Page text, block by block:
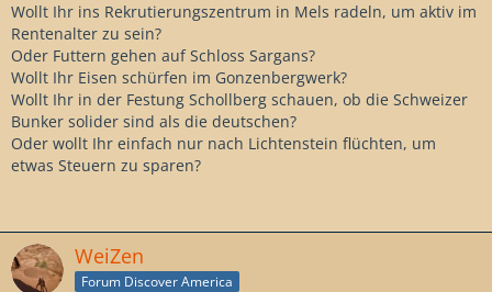
Wollt Ihr ins Rekrutierungszentrum in Mels radeln, um aktiv im
Rentenalter zu sein?
Oder Futtern gehen auf Schloss Sargans?
Wollt Ihr Eisen schürfen im Gonzenbergwerk?
Wollt Ihr in der Festung Schollberg schauen, ob die Schweizer
Bunker solider sind als die deutschen?
Oder wollt Ihr einfach nur nach Lichtenstein flüchten, um
etwas Steuern zu sparen?
WeiZen
Forum Discover America